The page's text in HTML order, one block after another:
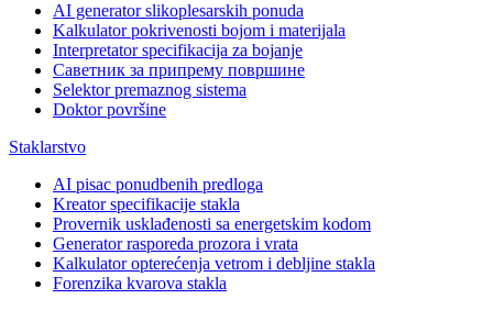
AI generator slikoplesarskih ponuda
Kalkulator pokrivenosti bojom i materijala
Interpretator specifikacija za bojanje
Саветник за припрему површине
Selektor premaznog sistema
Doktor površine
Staklarstvo
AI pisac ponudbenih predloga
Kreator specifikacije stakla
Provernik usklađenosti sa energetskim kodom
Generator rasporeda prozora i vrata
Kalkulator opterećenja vetrom i debljine stakla
Forenzika kvarova stakla